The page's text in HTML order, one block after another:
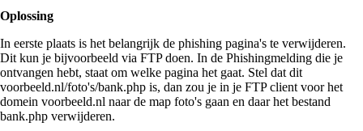
Oplossing
In eerste plaats is het belangrijk de phishing pagina's te verwijderen.
Dit kun je bijvoorbeeld via FTP doen. In de Phishingmelding die je
ontvangen hebt, staat om welke pagina het gaat. Stel dat dit
voorbeeld.nl/foto's/bank.php is, dan zou je in je FTP client voor het
domein voorbeeld.nl naar de map foto's gaan en daar het bestand
bank.php verwijderen.